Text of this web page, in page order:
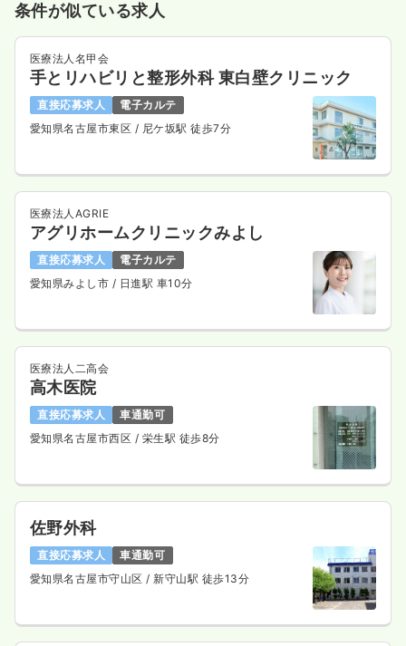
条件が似ている求人
医療法人名甲会
手とリハビリと整形外科 東白壁クリニック
直接応募求人
電子カルテ
愛知県名古屋市東区 / 尼ケ坂駅 徒歩7分
医療法人AGRIE
アグリホームクリニックみよし
直接応募求人
電子カルテ
愛知県みよし市 / 日進駅 車10分
医療法人二高会
高木医院
直接応募求人
車通勤可
愛知県名古屋市西区 / 栄生駅 徒歩8分
佐野外科
直接応募求人
車通勤可
愛知県名古屋市守山区/ 新守山駅 徒歩13分